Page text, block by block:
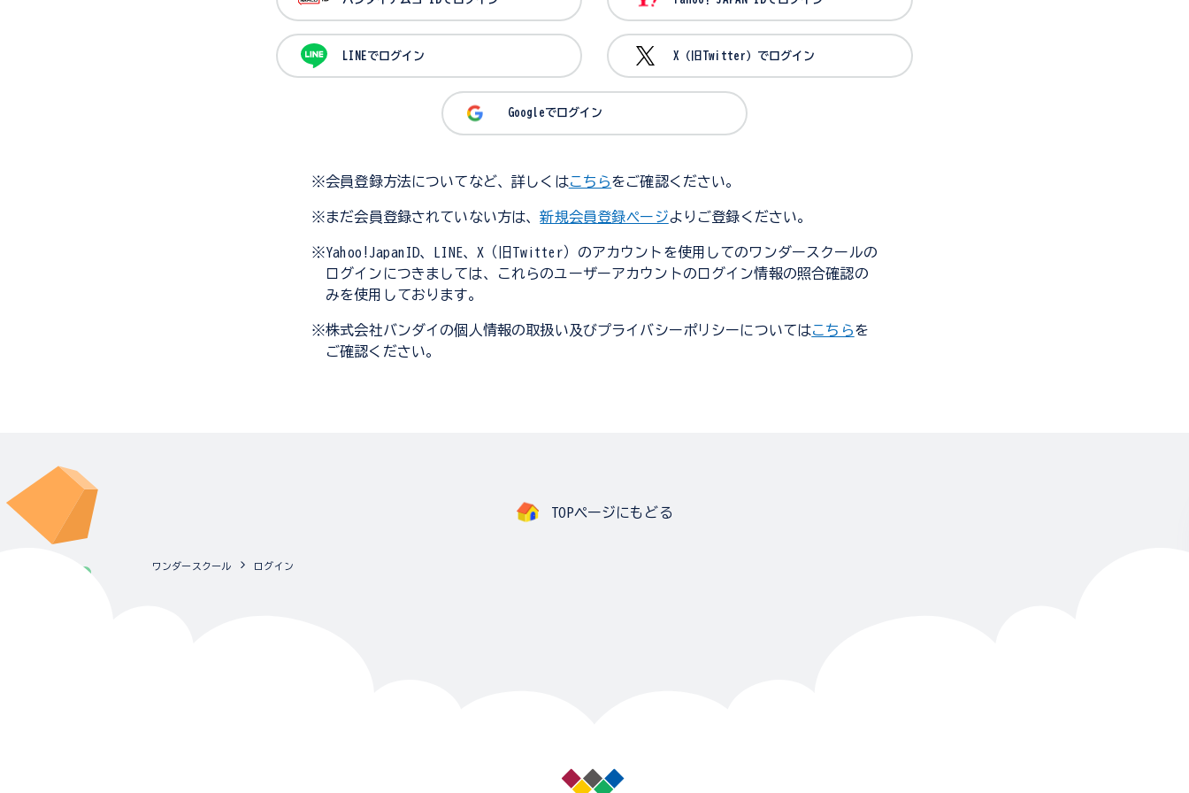
LINEでログイン X（旧Twitter）でログイン
Googleでログイン
※会員登録方法についてなど、詳しくはこちらをご確認ください。
※まだ会員登録されていない方は、新規会員登録ページよりご登録ください。
※Yahoo!JapanID、LINE、X（旧Twitter）のアカウントを使用してのワンダースクールの
ログインにつきましては、これらのユーザーアカウントのログイン情報の照合確認の
みを使用しております。
※株式会社バンダイの個人情報の取扱い及びプライバシーポリシーについてはこちらを
ご確認ください。
TOPページにもどる
ワンダースクール ログイン